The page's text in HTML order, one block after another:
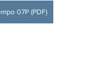
07P (PDF)